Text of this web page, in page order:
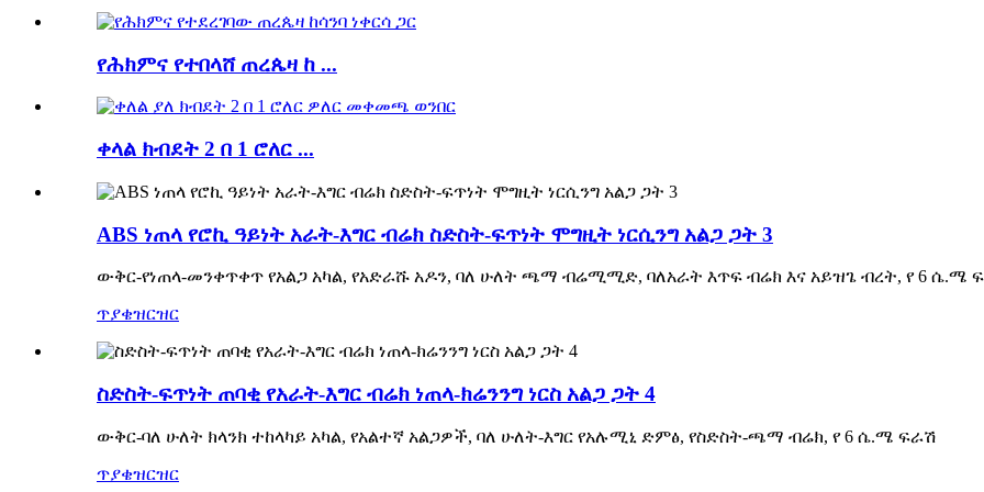
የሕክምና የተበላሸ ጠረጴዛ ከ ...
ቀላል ክብደት 2 በ 1 ሮለር ...
ABS ነጠላ የሮኪ ዓይነት አራት-እግር ብሬክ ስድስት-ፍጥነት ሞግዚት ነርሲንግ አልጋ ጋት 3
ውቅር-የነጠላ-መንቀጥቀጥ የአልጋ አካል, የአድራሹ አዶን, ባለ ሁለት ጫማ ብሬሚሚድ, ባለአራት እጥፍ ብሬክ እና አይዝጌ ብረት, የ 6 ሴ.ሜ
ጥያቄዝርዝር
ስድስት-ፍጥነት ጠባቂ የአራት-እግር ብሬክ ነጠላ-ክሬንንግ ነርስ አልጋ ጋት 4
ውቅር-ባለ ሁለት ክላንክ ተከላካይ አካል, የአልተኛ አልጋዎች, ባለ ሁለት-እግር የአሉሚኒ ድምፅ, የስድስት-ጫማ ብሬክ, የ 6 ሴ.ሜ ፍራሽ
ጥያቄዝርዝር